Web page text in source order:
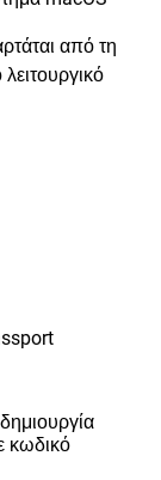
από τη
κωδικό